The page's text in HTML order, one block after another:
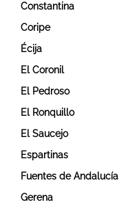
Constantina
Coripe
Écija
El Coronil
El Pedroso
El Ronquillo
El Saucejo
Espartinas
Fuentes de Andalucía
Gerena